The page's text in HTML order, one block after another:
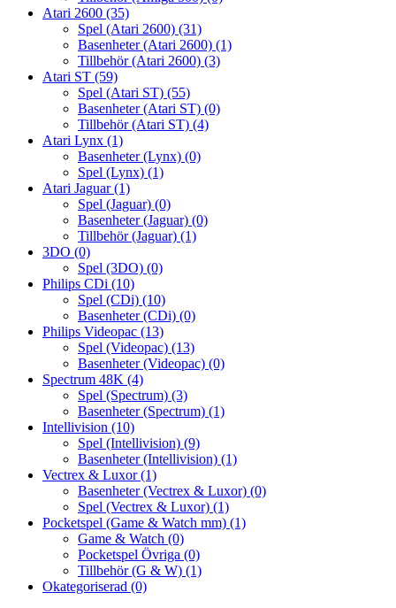
Atari 2600 (35)
Spel (Atari 2600) (31)
Basenheter (Atari 2600) (1)
Tillbehör (Atari 2600) (3)
Atari ST (59)
Spel (Atari ST) (55)
Basenheter (Atari ST) (0)
Tillbehör (Atari ST) (4)
Atari Lynx (1)
Basenheter (Lynx) (0)
Spel (Lynx) (1)
Atari Jaguar(1)
Spel (Jaguar) (0)
Basenheter (Jaguar) (0)
Tillbehör (Jaguar) (1)
3DO (0)
Spel (3DO) (0)
Philips CDi (10)
Spel (CDi) (10)
Basenheter (CDi) (0)
Philips Videopac (13)
Spel (Videopac) (13)
Basenheter (Videopac) (0)
Spectrum 48K (4)
Spel (Spectrum) (3)
Basenheter (Spectrum) (1)
Intellivision (10)
Spel (Intellivision) (9)
Basenheter (Intellivision) (1)
Vectrex & Luxor(1)
Basenheter (Vectrex & Luxor) (0)
Spel (Vectrex & Luxor) (1)
Pocketspel (Game & Watch mm) (1)
Game & Watch (0)
Pocketspel Övriga (0)
Tillbehör (G & W) (1)
Okategoriserad (0)